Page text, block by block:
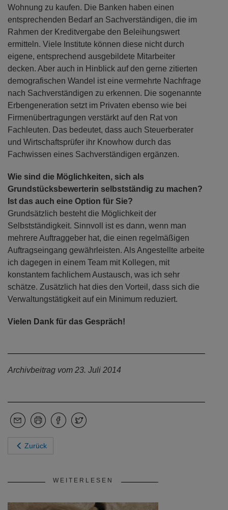
Wohnung zu kaufen. Die Banken haben einen
entsprechenden Bedarf an Sachverständigen, die im
Rahmen der Kreditvergabe den Beleihungswert
ermitteln. Viele Institute können diese nicht durch
eigene, entsprechend ausgebildete Mitarbeiter
decken. Aber auch in Hinblick auf den gerne zitierten
demografischen Wandel ist eine vermehrte Nachfrage
nach Sachverständigen zu erkennen. Die sogenannte
Erbengeneration setzt im Privaten ebenso wie bei
Firmenübertragungen verstärkt auf den Rat von
Fachleuten. Das bedeutet, dass auch Steuerberater
und Wirtschaftsprüfer ihr Knowhow durch das
Fachwissen eines Sachverständigen ergänzen.
Wie sind die Möglichkeiten, sich als
Grundstücksbewerterin selbstständig zu machen?
Ist das auch eine Option für Sie?
Grundsätzlich besteht die Möglichkeit der
Selbstständigkeit. Sinnvoll ist es dann, wenn man
mehrere Auftraggeber hat, die einen regelmäßigen
Auftragseingang gewährleisten. Als Angestellte arbeite
ich dagegen in einem Team mit Kollegen, mit
konstantem fachlichem Austausch, was ich sehr
schätze. Zusätzlich hat dies den Vorteil, dass sich die
Verwaltungstätigkeit auf ein Minimum reduziert.
Vielen Dank für das Gespräch!
Archivbeitrag vom 23. Juli 2014
Zurück
WEITERLESEN